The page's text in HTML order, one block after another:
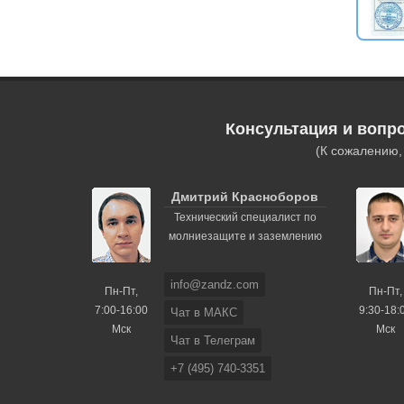
Консультация и
(К
Пн-Пт,
7:00-16:00
Мск
Дмитрий Красноборов
Технический специалист по
молниезащите и заземлению
info@zandz.com
Чат в МАКС
Чат в Телеграм
+7 (495) 740-3351
Пн-Пт,
9:30-
Мск